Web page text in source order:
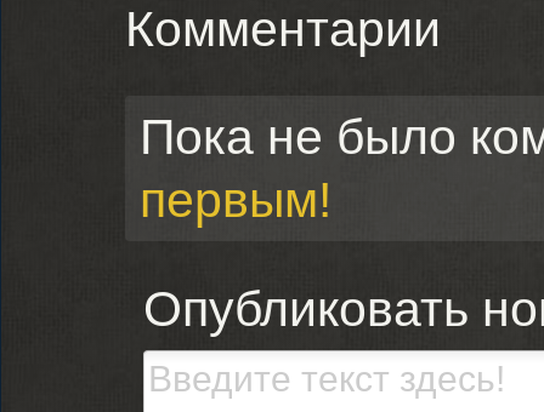
Комментарии
Пока не было
первым!
Опубликовать